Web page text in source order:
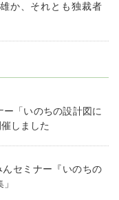
か、それとも独裁者
「いのちの設計図に
しました
んセミナー『いのちの